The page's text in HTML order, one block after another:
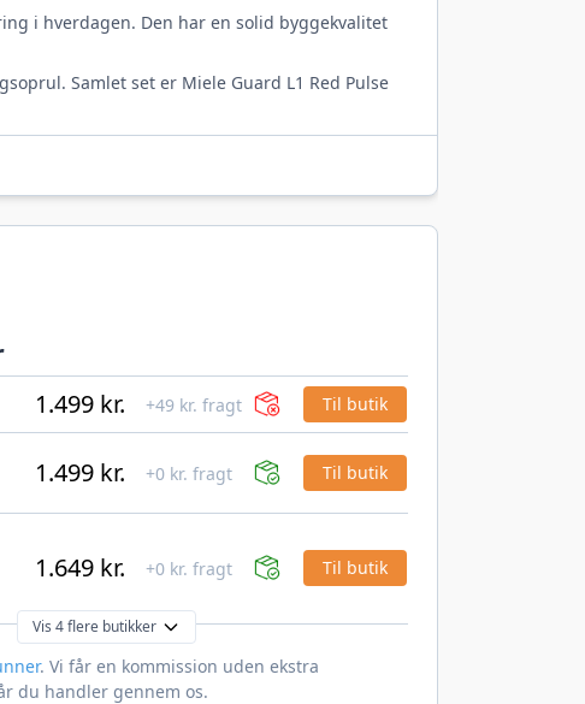
i hverdagen. Den har en solid byggekvalitet
Samlet set er Miele Guard L1 Red Pulse
1.499 kr. +49 kr. fragt Til butik
1.499 kr. +0 kr. fragt Til butik
1.649 kr. +0 kr. fragt Til butik
Vis 4 flere butikker
. Vi får en kommission uden ekstra
du handler gennem os.